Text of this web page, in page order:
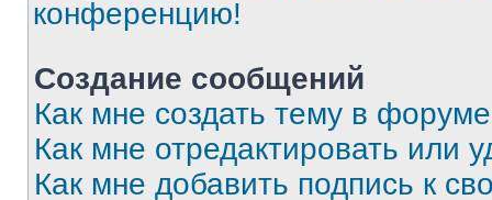
конференцию!
Создание сообщений
Как мне создать тему в
Как мне отредактировать или
Как мне добавить подпись к